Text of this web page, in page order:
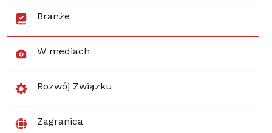
Branże
W mediach
Rozwój Związku
Zagranica